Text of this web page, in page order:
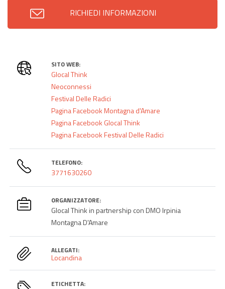
RICHIEDI INFORMAZIONI
SITO WEB:
Glocal Think
Neoconnessi
Festival Delle Radici
Pagina Facebook Montagna d'Amare
Pagina Facebook Glocal Think
Pagina Facebook Festival Delle Radici
TELEFONO:
3771630260
ORGANIZZATORE:
Glocal Think in partnership con DMO Irpinia
Montagna D'Amare
ALLEGATI:
Locandina
ETICHETTA: